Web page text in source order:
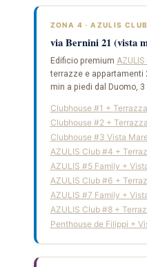
ZONA 4 · AZULIS
via Bernini 21 (vista
Edificio premium
terrazze e appartamenti
min a piedi dal Duomo,
Clubhouse #1 +
Clubhouse #2 +
Clubhouse #3 Vista
AZULIS Club #4 +
AZULIS #5 Family +
AZULIS Club #6 +
AZULIS #7 Family +
AZULIS Club #8 +
Penthouse de Filippi +